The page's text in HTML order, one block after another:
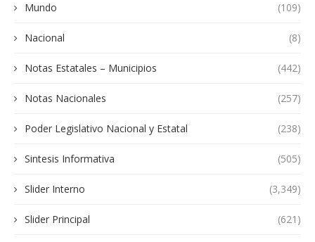
Mundo (109)
Nacional (8)
Notas Estatales – Municipios (442)
Notas Nacionales (257)
Poder Legislativo Nacional y Estatal (238)
Sintesis Informativa (505)
Slider Interno (3,349)
Slider Principal (621)